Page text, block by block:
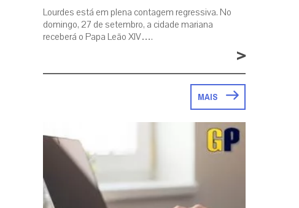
Lourdes está em plena contagem regressiva. No
domingo, 27 de setembro, a cidade mariana
receberá o Papa Leão XIV….
>
MAIS